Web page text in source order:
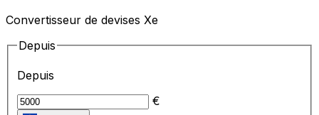
Convertisseur de devises Xe
Depuis
Depuis
€